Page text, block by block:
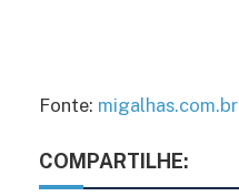
Fonte: migalhas.com.br
COMPARTILHE: